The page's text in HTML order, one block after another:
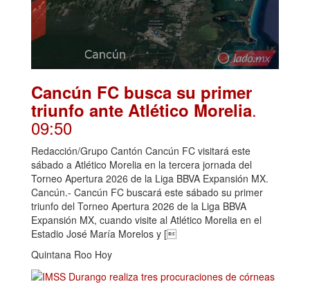
Cancún FC busca su primer
triunfo ante Atlético Morelia.
09:50
Redacción/Grupo Cantón Cancún FC visitará este
sábado a Atlético Morelia en la tercera jornada del
Torneo Apertura 2026 de la Liga BBVA Expansión MX.
Cancún.- Cancún FC buscará este sábado su primer
triunfo del Torneo Apertura 2026 de la Liga BBVA
Expansión MX, cuando visite al Atlético Morelia en el
Estadio José María Morelos y [
Quintana Roo Hoy